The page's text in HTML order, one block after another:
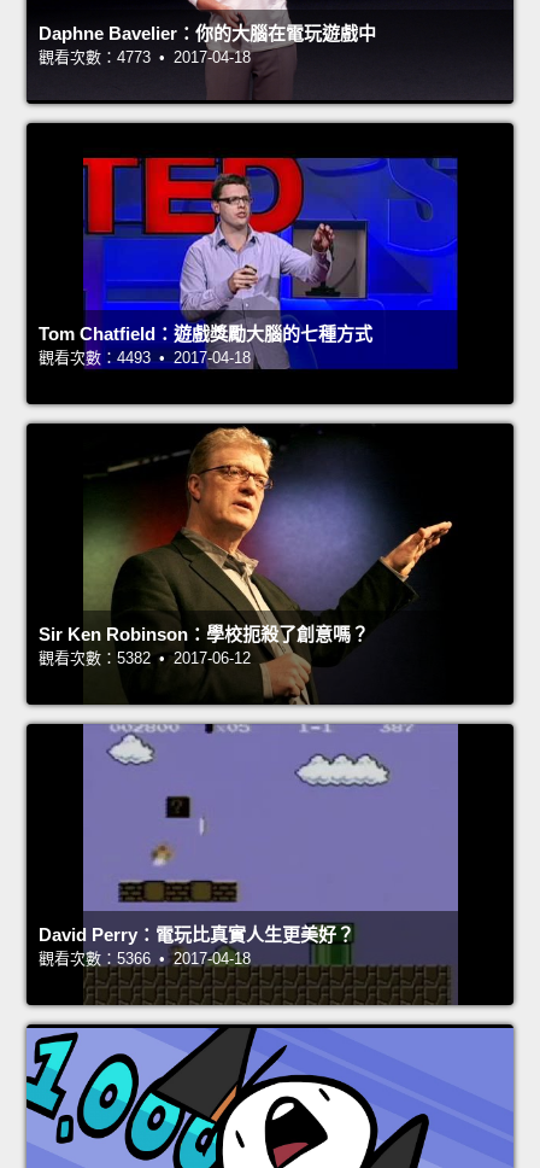
Daphne Bavelier：你的大腦在電玩遊戲中
觀看次數：4773 • 2017-04-18
Tom Chatfield：遊戲獎勵大腦的七種方式
觀看次數：4493 • 2017-04-18
Sir Ken Robinson：學校扼殺了創意嗎？
觀看次數：5382 • 2017-06-12
David Perry：電玩比真實人生更美好？
觀看次數：5366 • 2017-04-18